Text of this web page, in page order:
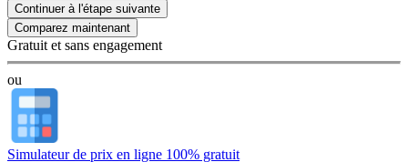
Continuer à l'étape suivante
Gratuit et sans engagement
ou
Simulateur de prix en ligne 100% gratuit